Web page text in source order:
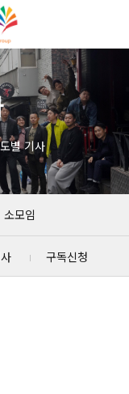
별 기사
소모임
구독신청